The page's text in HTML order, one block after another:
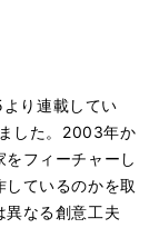
り連載してい
した。2003年か
フィーチャーし
ているのかを取
異なる創意工夫